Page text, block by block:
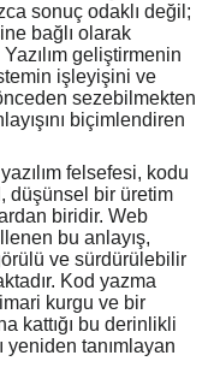
sonuç odaklı değil;
bağlı olarak
geliştirmenin
işleyişini ve
sezebilmekten
biçimlendiren
felsefesi, kodu
düşünsel bir üretim
biridir. Web
bu anlayış,
ve sürdürülebilir
Kod yazma
kurgu ve bir
kattığı bu derinlikli
yeniden tanımlayan